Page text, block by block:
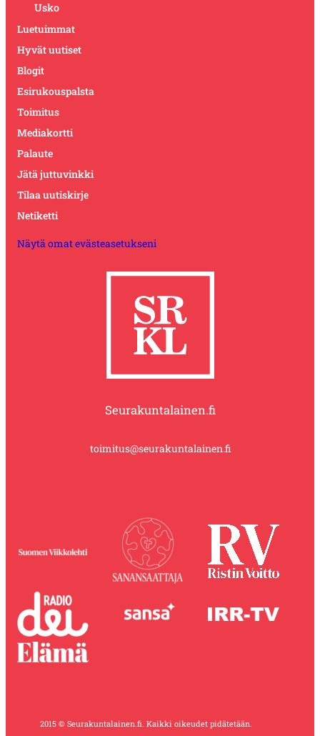
Usko
Luetuimmat
Hyvät uutiset
Blogit
Esirukouspalsta
Toimitus
Mediakortti
Palaute
Jätä juttuvinkki
Tilaa uutiskirje
Netiketti
Näytä omat evästeasetukseni
Seurakuntalainen.fi
toimitus@seurakuntalainen.fi
2015 © Seurakuntalainen.fi. Kaikki oikeudet pidätetään.